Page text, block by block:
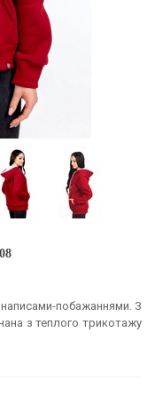
побажаннями. З
з теплого трикотажу